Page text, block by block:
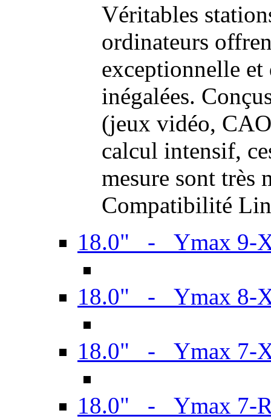
Véritables
ordinateurs
exceptionnelle et
inégalées.
(jeux vidéo,
calcul intensif,
mesure sont très
Compatibilité
18.0" - Ymax 9-
18.0" - Ymax 8-
18.0" - Ymax 7-
18.0" - Ymax 7-